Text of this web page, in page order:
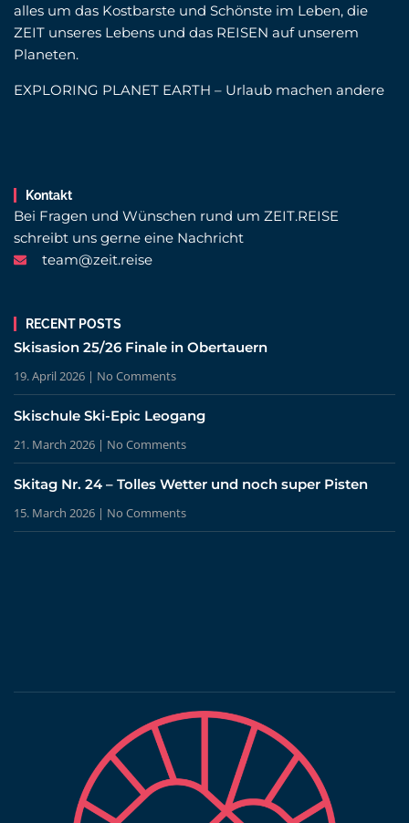
alles um das Kostbarste und Schönste im Leben, die
ZEIT unseres Lebens und das REISEN auf unserem
Planeten.
EXPLORING PLANET EARTH – Urlaub machen andere
Kontakt
Bei Fragen und Wünschen rund um ZEIT.REISE
schreibt uns gerne eine Nachricht
team@zeit.reise
RECENT POSTS
Skisasion 25/26 Finale in Obertauern
19. April 2026 No Comments
Skischule Ski-Epic Leogang
21. March 2026 No Comments
Skitag Nr. 24 – Tolles Wetter und noch super Pisten
15. March 2026 No Comments